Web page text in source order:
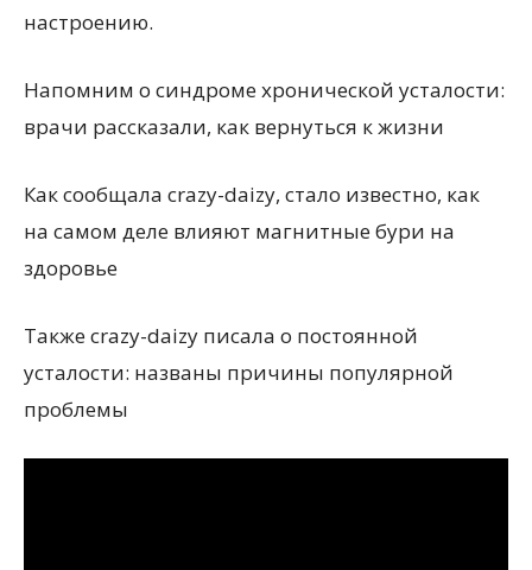
настроению.
Напомним о синдроме хронической усталости:
врачи рассказали, как вернуться к жизни
Как сообщала crazy-daizy, стало известно, как
на самом деле влияют магнитные бури на
здоровье
Также crazy-daizy писала о постоянной
усталости: названы причины популярной
проблемы